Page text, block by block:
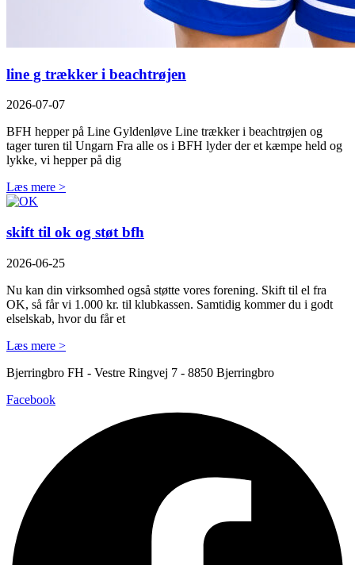
line g trækker i beachtrøjen
2026-07-07
BFH hepper på Line Gyldenløve Line trækker i beachtrøjen og
tager turen til Ungarn Fra alle os i BFH lyder der et kæmpe held og
lykke, vi hepper på dig
Læs mere >
skift til ok og støt bfh
2026-06-25
Nu kan din virksomhed også støtte vores forening. Skift til el fra
OK, så får vi 1.000 kr. til klubkassen. Samtidig kommer du i godt
elselskab, hvor du får et
Læs mere >
Bjerringbro FH - Vestre Ringvej 7 - 8850 Bjerringbro
Facebook